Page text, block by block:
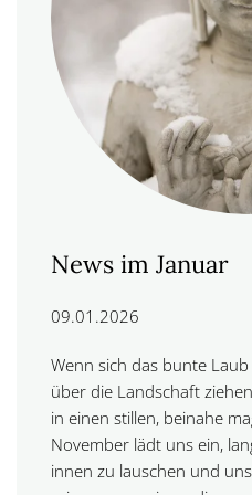
News im Januar
09.01.2026
Wenn sich das bunte
über die Landschaft
in einen stillen, beinahe
November lädt uns ein,
innen zu lauschen und